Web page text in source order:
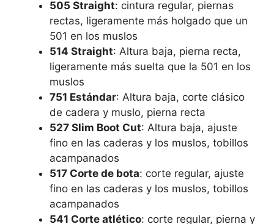
505 Straight: cintura regular, piernas
rectas, ligeramente más holgado que un
501 en los muslos
514 Straight: Altura baja, pierna recta,
ligeramente más suelta que la 501 en los
muslos
751 Estándar: Altura baja, corte clásico
de cadera y muslo, pierna recta
527 Slim Boot Cut: Altura baja, ajuste
fino en las caderas y los muslos, tobillos
acampanados
517 Corte de bota: corte regular, ajuste
fino en las caderas y los muslos, tobillos
acampanados
541 Corte atlético: corte regular, pierna y